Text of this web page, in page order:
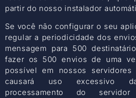
partir do nosso instalador
Se você não configurar o seu
regular a periodicidade dos
mensagem para 500
fazer os 500 envios de uma
possível em nossos servidores
causará uso excessivo
processamento do